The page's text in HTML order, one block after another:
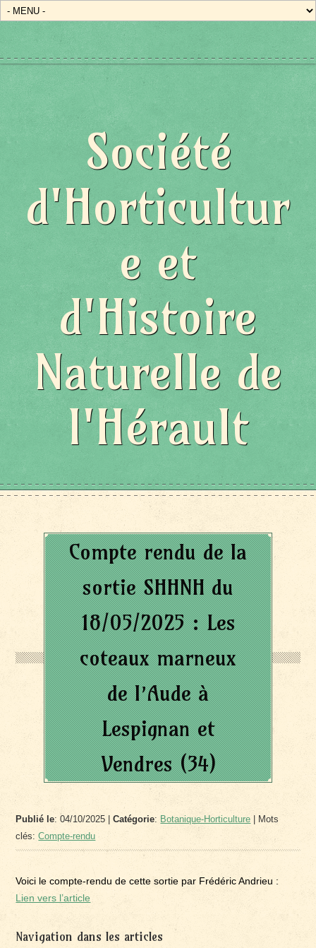
Société
d'Horticultur
e et
d'Histoire
Naturelle de
l'Hérault
Compte rendu de la
sortie SHHNH du
18/05/2025 : Les
coteaux marneux
de l’Aude à
Lespignan et
Vendres (34)
Publié le: 04/10/2025 |Catégorie: Botanique-Horticulture | Mots
clés:Compte-rendu
Voici le compte-rendu de cette sortie par Frédéric Andrieu :
Lien vers l’article
Navigation dans les articles